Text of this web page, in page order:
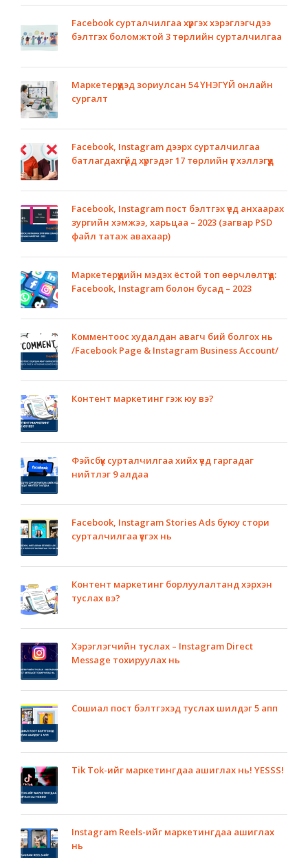
Facebook сурталчилгаа хүргэх хэрэглэгчдээ
бэлтгэх боломжтой 3 төрлийн сурталчилгаа
Маркетерүүдэд зориулсан 54 ҮНЭГҮЙ онлайн
сургалт
Facebook, Instagram дээрх сурталчилгаа
батлагдахгүйд хүргэдэг 17 төрлийн үг хэллэгүүд
Facebook, Instagram пост бэлтгэх үед анхаарах
зургийн хэмжээ, харьцаа – 2023 (загвар PSD
файл татаж авахаар)
Маркетерүүдийн мэдэх ёстой топ өөрчлөлтүүд:
Facebook, Instagram болон бусад – 2023
Комментоос худалдан авагч бий болгох нь
/Facebook Page & Instagram Business Account/
Контент маркетинг гэж юу вэ?
Фэйсбүүк сурталчилгаа хийх үед гаргадаг
нийтлэг 9 алдаа
Facebook, Instagram Stories Ads буюу стори
сурталчилгаа үүсгэх нь
Контент маркетинг борлуулалтанд хэрхэн
туслах вэ?
Хэрэглэгчийн туслах – Instagram Direct
Message тохируулах нь
Сошиал пост бэлтгэхэд туслах шилдэг 5 апп
Tik Tok-ийг маркетингдаа ашиглах нь! YESSS!
Instagram Reels-ийг маркетингдаа ашиглах
нь